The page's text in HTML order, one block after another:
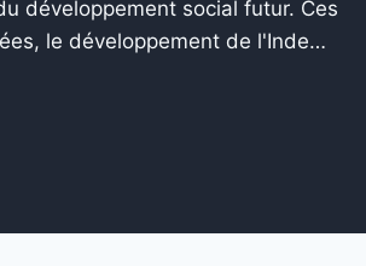
développement social futur. Ces
le développement de l'Inde…